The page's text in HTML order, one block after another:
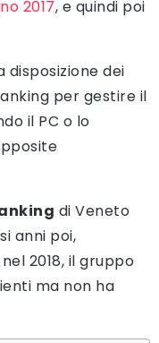
2017, e quindi poi
dei
per gestire il
il PC o lo
di Veneto
anni poi,
2018, il gruppo
ma non ha